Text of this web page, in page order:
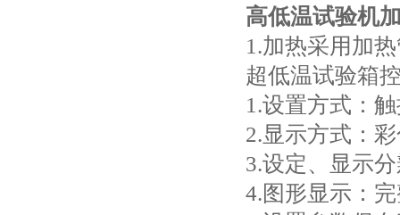
高低温试验机
1.加热采用加
超低温试验箱
1.设置方式：
2.显示方式：
3.设定、显示
4.图形显示：